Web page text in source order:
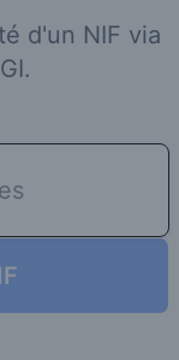
d'un NIF via